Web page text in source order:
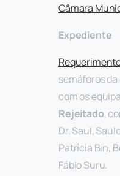
Câmara
Expediente
semáforos
com os
Rejeitado,
Dr. Saul,
Patrícia Bin,
Fábio Suru.